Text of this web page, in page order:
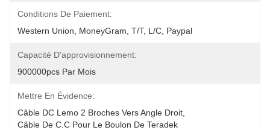
Conditions De Paiement:
Western Union, MoneyGram, T/T, L/C, Paypal
Capacité D'approvisionnement:
900000pcs Par Mois
Mettre En Évidence:
Câble DC Lemo 2 Broches Vers Angle Droit
Câble De C.C Pour Le Boulon De Teradek